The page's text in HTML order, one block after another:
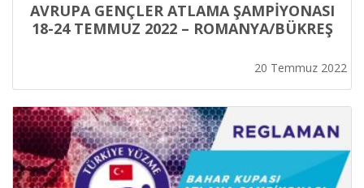
AVRUPA GENÇLER ATLAMA ŞAMPİYONASI
18-24 TEMMUZ 2022 – ROMANYA/BÜKREŞ
20 Temmuz 2022